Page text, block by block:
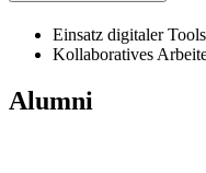
Einsatz digitaler
Kollaboratives
Alumni